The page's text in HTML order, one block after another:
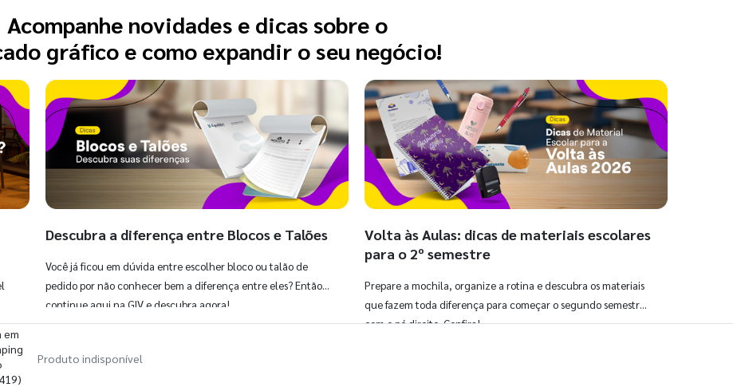
Acompanhe novidades e dicas sobre o
gráfico e como expandir o seu negócio!
Descubra a diferença entre Blocos e Talões
Você já ficou em dúvida entre escolher bloco ou talão de
pedido por não conhecer bem a diferença entre eles? Então,
continue aqui na GIV e descubra agora!
Volta às Aulas: dicas de materiais escolares
para o 2º semestre
Prepare a mochila, organize a rotina e descubra os materiais
que fazem toda diferença para começar o segundo semestre
com o pé direito. Confira!
em
Produto indisponível